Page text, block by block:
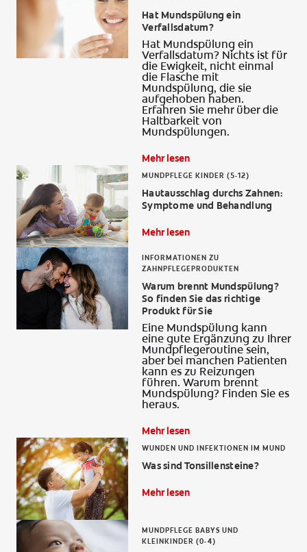
COLGATE® MARKENSHOP
AT (DE)
Hat Mundspülung ein
Verfallsdatum?
Hat Mundspülung ein
Verfallsdatum? Nichts ist für
die Ewigkeit, nicht einmal
die Flasche mit
Mundspülung, die sie
aufgehoben haben.
Erfahren Sie mehr über die
Haltbarkeit von
Mundspülungen.
Mehr lesen
MUNDPFLEGE KINDER (5-12)
Hautausschlag durchs Zahnen:
Symptome und Behandlung
Mehr lesen
INFORMATIONEN ZU
ZAHNPFLEGEPRODUKTEN
Warum brennt Mundspülung?
So finden Sie das richtige
Produkt für Sie
Eine Mundspülung kann
eine gute Ergänzung zu Ihrer
Mundpflegeroutine sein,
aber bei manchen Patienten
kann es zu Reizungen
führen. Warum brennt
Mundspülung? Finden Sie es
heraus.
Mehr lesen
WUNDEN UND INFEKTIONEN IM MUND
Was sind Tonsillensteine?
Mehr lesen
MUNDPFLEGE BABYS UND
KLEINKINDER (0-4)